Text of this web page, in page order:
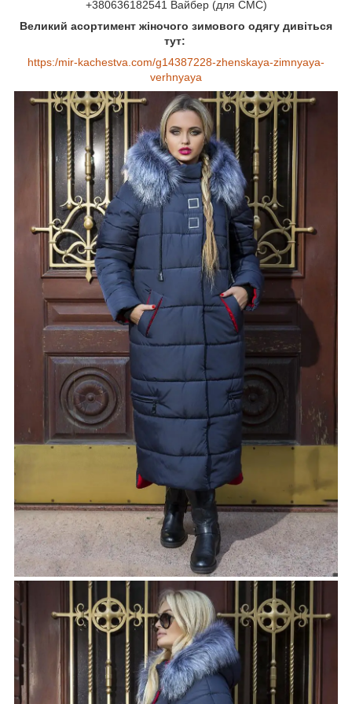
+380636182541 Вайбер (для СМС)
Великий асортимент жіночого зимового одягу дивіться
тут:
https:/mir-kachestva.com/g14387228-zhenskaya-zimnyaya-
verhnyaya